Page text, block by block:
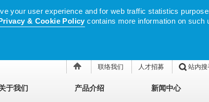
your user experience and for web traffic statistics
& Cookie Policy contains more information on such
联络我们 人才招募 站内搜
于我们 产品介绍 新闻中心